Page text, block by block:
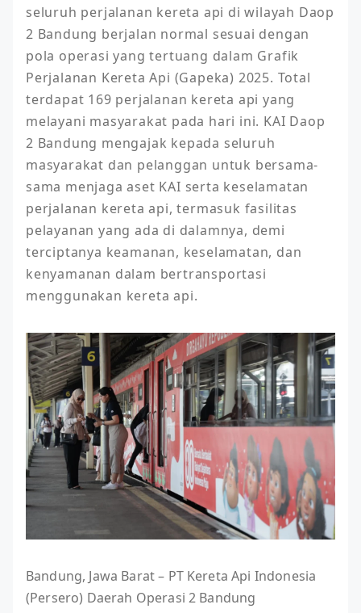
seluruh perjalanan kereta api di wilayah Daop
2 Bandung berjalan normal sesuai dengan
pola operasi yang tertuang dalam Grafik
Perjalanan Kereta Api (Gapeka) 2025. Total
terdapat 169 perjalanan kereta api yang
melayani masyarakat pada hari ini. KAI Daop
2 Bandung mengajak kepada seluruh
masyarakat dan pelanggan untuk bersama-
sama menjaga aset KAI serta keselamatan
perjalanan kereta api, termasuk fasilitas
pelayanan yang ada di dalamnya, demi
terciptanya keamanan, keselamatan, dan
kenyamanan dalam bertransportasi
menggunakan kereta api.
Bandung, Jawa Barat – PT Kereta Api Indonesia
(Persero) Daerah Operasi 2 Bandung